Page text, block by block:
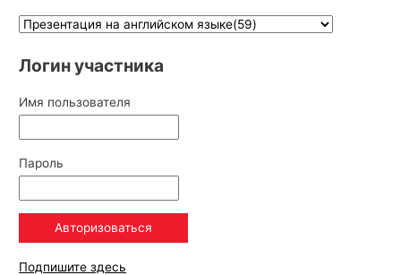
Логин участника
Имя пользователя
Пароль
Подпишите здесь